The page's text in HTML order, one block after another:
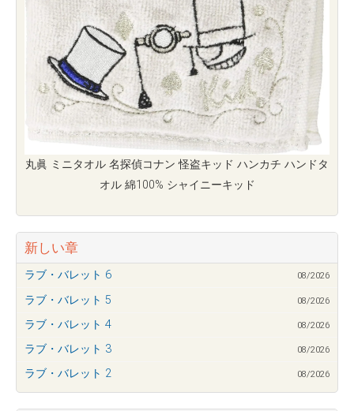
丸眞 ミニタオル 名探偵コナン 怪盗キッド ハンカチ ハンドタ
オル 綿100% シャイニーキッド
新しい章
ラブ・バレット 6 08/2026
ラブ・バレット 5 08/2026
ラブ・バレット 4 08/2026
ラブ・バレット 3 08/2026
ラブ・バレット 2 08/2026